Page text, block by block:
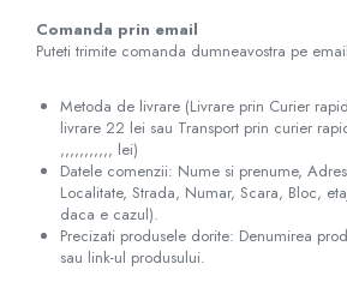
Comanda prin email
Puteti trimite comanda dumneavostra pe
Metoda de livrare (Livrare prin Curier
livrare 22 lei sau Transport prin curier
,,,,,,,,,,, lei)
Datele comenzii: Nume si prenume,
Localitate, Strada, Numar, Scara, Bloc,
daca e cazul).
Precizati produsele dorite: Denumirea
sau link-ul produsului.